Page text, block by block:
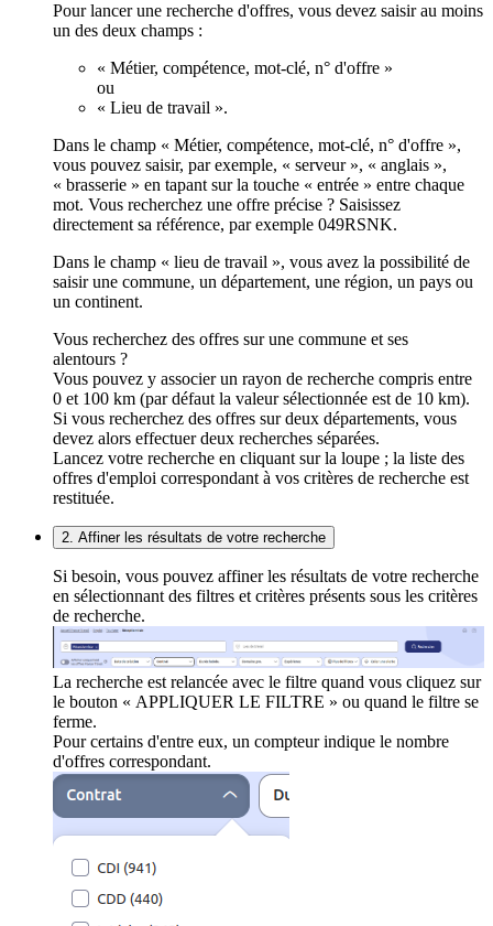
Pour lancer une recherche d'offres, vous devez saisir au moins
un des deux champs :
« Métier, compétence, mot-clé, n° d'offre »
ou
« Lieu de travail ».
Dans le champ « Métier, compétence, mot-clé, n° d'offre »,
vous pouvez saisir, par exemple, « serveur », « anglais »,
« brasserie » en tapant sur la touche « entrée » entre chaque
mot. Vous recherchez une offre précise ? Saisissez
directement sa référence, par exemple 049RSNK.
Dans le champ « lieu de travail », vous avez la possibilité de
saisir une commune, un département, une région, un pays ou
un continent.
Vous recherchez des offres sur une commune et ses
alentours ?
Vous pouvez y associer un rayon de recherche compris entre
0 et 100 km (par défaut la valeur sélectionnée est de 10 km).
Si vous recherchez des offres sur deux départements, vous
devez alors effectuer deux recherches séparées.
Lancez votre recherche en cliquant sur la loupe ; la liste des
offres d'emploi correspondant à vos critères de recherche est
restituée.
2. Affiner les résultats de votre recherche
Si besoin, vous pouvez affiner les résultats de votre recherche
en sélectionnant des filtres et critères présents sous les critères
de recherche.
La recherche est relancée avec le filtre quand vous cliquez sur
le bouton « APPLIQUER LE FILTRE » ou quand le filtre se
ferme.
Pour certains d'entre eux, un compteur indique le nombre
d'offres correspondant.